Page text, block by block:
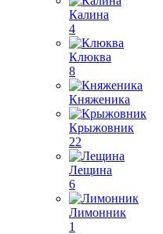
Калина
4
Клюква
8
Княженика
Крыжовник
22
Лещина
6
Лимонник
1